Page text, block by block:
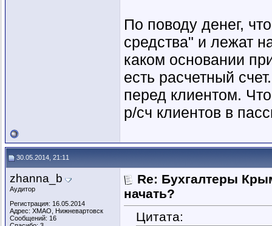
По поводу денег,
средства" и лежат
каком основании
есть расчетный
перед клиентом.
р/сч клиентов в
30.05.2014, 21:11
zhanna_b
Аудитор
Регистрация: 16.05.2014
Адрес: ХМАО, Нижневартовск
Сообщений: 16
Re: Бухгалтеры
начать?
Цитата: